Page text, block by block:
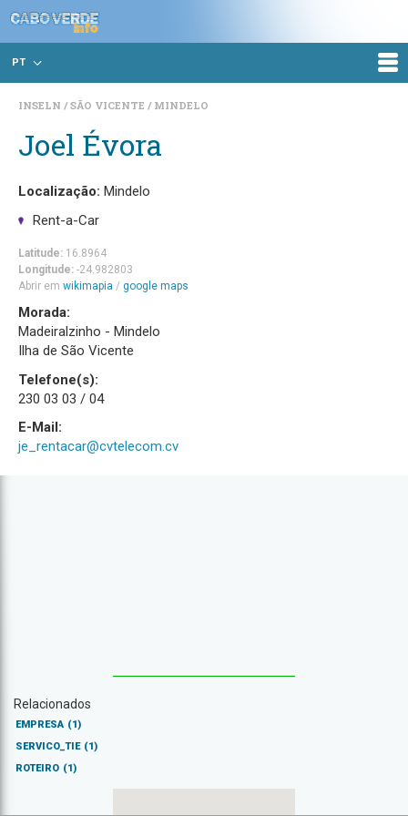
PT
INSELN SÃO VICENTE MINDELO
Joel Évora
Localização: Mindelo
Rent-a-Car
Latitude: 16.8964
Longitude: -24.982803
Abrir em wikimapia / google maps
Morada:
Madeiralzinho - Mindelo
Ilha de São Vicente
Telefone(s):
230 03 03 / 04
E-Mail:
je_rentacar@cvtelecom.cv
Relacionados
EMPRESA (1)
SERVICO_TIE (1)
ROTEIRO (1)